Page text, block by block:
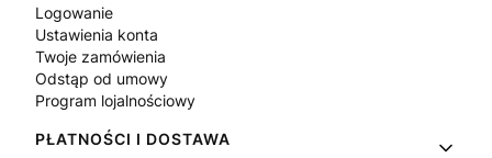
Logowanie
Ustawienia konta
Twoje zamówienia
Odstąp od umowy
Program lojalnościowy
PŁATNOŚCI I DOSTAWA